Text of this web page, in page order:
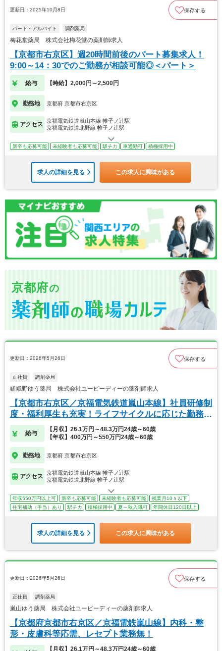
更新日：2025年10月8日 保存する
パート・アルバイト 調剤薬局
梅花堂薬局 株式会社梅花堂の薬剤師求人
【京都市右京区】週20時間前後のパート募集求人！
9:00～14：30でのご勤務が相談可能◎＜パート＞
給与 【時給】2,000円～2,500円
勤務地 京都府 京都市右京区
アクセス
京福電気鉄道嵐山本線 帷子ノ辻駅
京福電気鉄道北野線 帷子ノ辻駅
新卒も応募可能 未経験者も応募可能 駅チカ 車通勤可 積極採用中
求人の詳細を見る この求人に興味がある
京都府の
更新日：2026年5月26日 保存する
正社員 調剤薬局
嵯峨野ゆう薬局 株式会社ユーピーディーの薬剤師求人
【京都市右京区／京福電気鉄道嵐山本線】社員研修制
度・福利厚生も充実！ライフサイクルに応じた勤務も
可能
給与
【月収】26.1万円～48.3万円24歳～60歳
【年収】400万円～550万円24歳～60歳
勤務地 京都府 京都市右京区
アクセス
京福電気鉄道嵐山本線 帷子ノ辻駅
京福電気鉄道北野線 帷子ノ辻駅
年収550万円以上可 新卒も応募可能 未経験者も応募可能
残業月10ｈ以下
住宅補助（手当）あり
駅チカ 積極採用中 夏～秋入職可 年間休日120日以上
求人の詳細を見る この求人に興味がある
更新日：2026年5月26日 保存する
正社員 調剤薬局
嵐山ゆう薬局 株式会社ユーピーディーの薬剤師求人
【京都府京都市右京区／京福電鉄嵐山線】内科・整
形・皮膚科等応需、レセプト業務無！
【月収】26.1万円～48.3万円24歳～60歳